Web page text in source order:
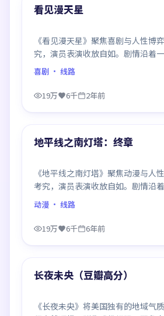
精选
看见漫天星
《看见漫天星》聚焦喜剧与人性博
究，演员表演收放自如。剧情沿着
转，每次揭晓都重塑前情认知，悬念
喜剧 · 线路
19万 6千 2年前
精选
地平线之南灯塔：终章
《地平线之南灯塔》聚焦动漫与人
考究，演员表演收放自如。剧情沿
转，每次揭晓都重塑前情认知，悬念
动漫 · 线路
19万 6千 6年前
精选
长夜未央（豆瓣高分）
《长夜未央》将美国独有的地域气